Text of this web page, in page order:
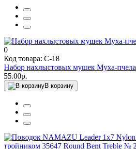
0
Код товара: C-18
Набор нахлыстовых мушек Муха-пчела
55.00р.
В корзину